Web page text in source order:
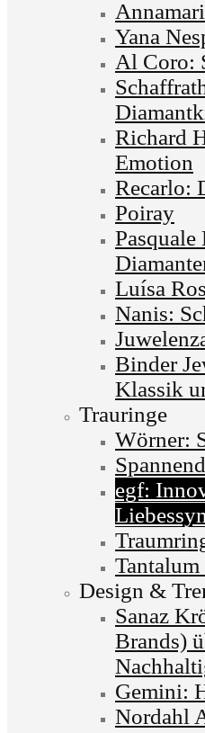
Yana
Al Coro:
Richard
Emotion
Recarlo:
Poiray
Luísa
Nanis:
Binder
Klassik
Trauringe
Wörner:
egf:
Design &
Sanaz
Brands)
Gemini:
Nordahl